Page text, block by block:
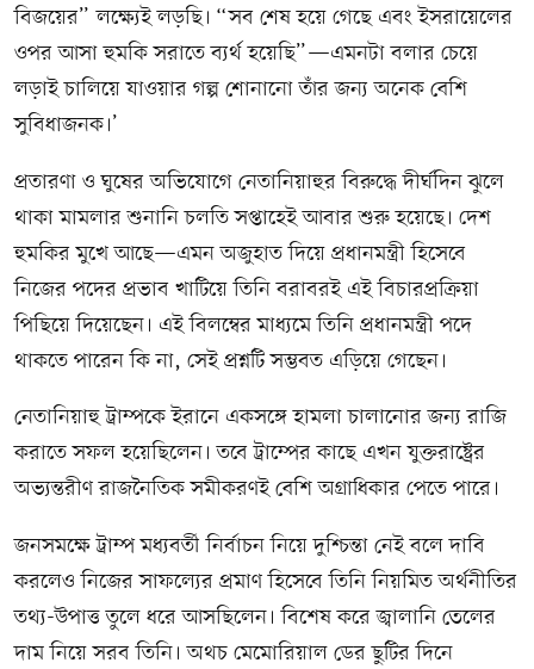
বিজয়ের” লক্ষ্যেই লড়ছি। “সব শেষ হয়ে গেছে এবং ইসরায়েলের
ওপর আসা হুমকি সরাতে ব্যর্থ হয়েছি”—এমনটা বলার চেয়ে
লড়াই চালিয়ে যাওয়ার গল্প শোনানো তাঁর জন্য অনেক বেশি
সুবিধাজনক।’
প্রতারণা ও ঘুষের অভিযোগে নেতানিয়াহুর বিরুদ্ধে দীর্ঘদিন ঝুলে
থাকা মামলার শুনানি চলতি সপ্তাহেই আবার শুরু হয়েছে। দেশ
হুমকির মুখে আছে—এমন অজুহাত দিয়ে প্রধানমন্ত্রী হিসেবে
নিজের পদের প্রভাব খাটিয়ে তিনি বরাবরই এই বিচারপ্রক্রিয়া
পিছিয়ে দিয়েছেন। এই বিলম্বের মাধ্যমে তিনি প্রধানমন্ত্রী পদে
থাকতে পারেন কি না, সেই প্রশ্নটি সম্ভবত এড়িয়ে গেছেন।
নেতানিয়াহু ট্রাম্পকে ইরানে একসঙ্গে হামলা চালানোর জন্য রাজি
করাতে সফল হয়েছিলেন। তবে ট্রাম্পের কাছে এখন যুক্তরাষ্ট্রের
অভ্যন্তরীণ রাজনৈতিক সমীকরণই বেশি অগ্রাধিকার পেতে পারে।
জনসমক্ষে ট্রাম্প মধ্যবর্তী নির্বাচন নিয়ে দুশ্চিন্তা নেই বলে দাবি
করলেও নিজের সাফল্যের প্রমাণ হিসেবে তিনি নিয়মিত অর্থনীতির
তথ্য-উপাত্ত তুলে ধরে আসছিলেন। বিশেষ করে জ্বালানি তেলের
দাম নিয়ে সরব তিনি। অথচ মেমোরিয়াল ডের ছুটির দিনে